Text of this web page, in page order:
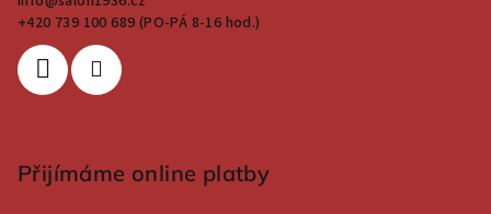
+420 739 100 689 (PO-PÁ 8-16 hod.)
Přijímáme online platby